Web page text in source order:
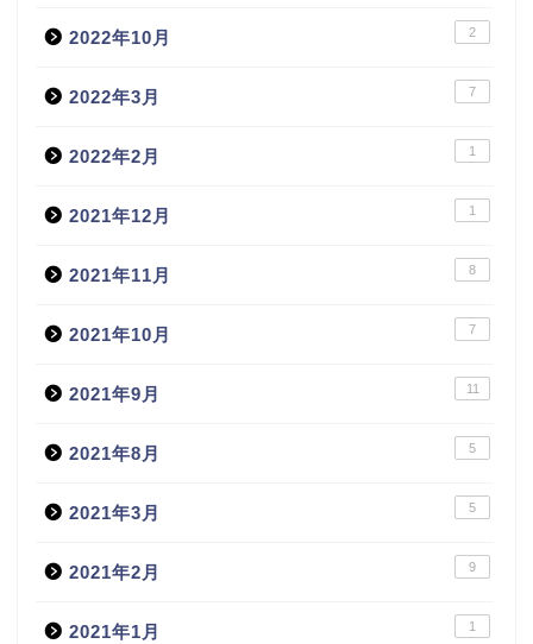
2022年10月 2
2022年3月 7
2022年2月 1
2021年12月 1
2021年11月 8
2021年10月 7
2021年9月 11
2021年8月 5
2021年3月 5
2021年2月 9
2021年1月 1